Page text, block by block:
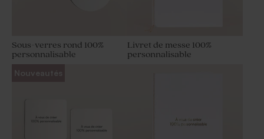
Sous-verres rond 100%
personnalisable
Livret de messe 100%
personnalisable
Nouveautés